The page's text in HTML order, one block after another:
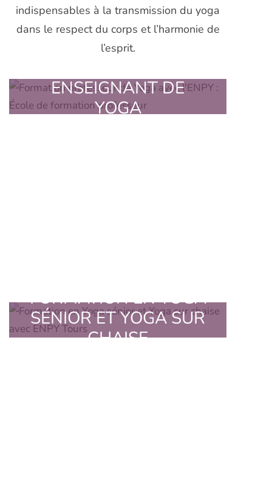
indispensables à la transmission du yoga
dans le respect du corps et l’harmonie de
l’esprit.
ENSEIGNANT DE
YOGA
FORMATION EN YOGA
SÉNIOR ET YOGA SUR
CHAISE